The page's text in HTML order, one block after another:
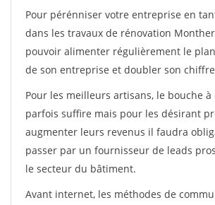
Pour pérénniser votre entreprise en
dans les travaux de rénovation
pouvoir alimenter régulièrement le
de son entreprise et doubler son
Pour les meilleurs artisans, le bouche
parfois suffire mais pour les désirant
augmenter leurs revenus il faudra
passer par un fournisseur de leads
le secteur du bâtiment.
Avant internet, les méthodes de